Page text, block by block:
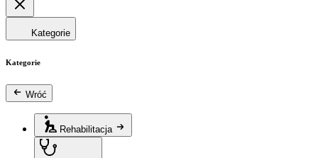
Kategorie
Kategorie
Wróć
Rehabilitacja